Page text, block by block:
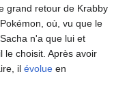
grand retour de Krabby
où, vu que le
n'a que lui et
le choisit. Après avoir
ilévolue en